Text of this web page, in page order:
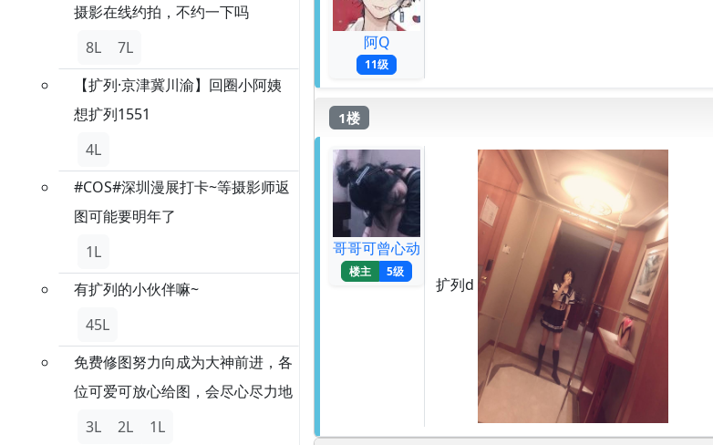
摄影在线约拍，不约一下吗
8L
7L
【扩列·京津冀川渝】回圈小阿姨
想扩列1551
4L
#COS#深圳漫展打卡~等摄影师返
图可能要明年了
1L
有扩列的小伙伴嘛~
45L
免费修图努力向成为大神前进，各
位可爱可放心给图，会尽心尽力地
3L
2L
1L
阿Q
11级
1楼
哥哥可曾心动
楼主 5级
扩列d